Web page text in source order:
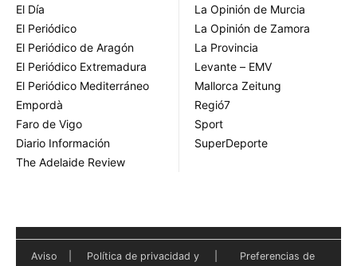
El Día
El Periódico
El Periódico de Aragón
El Periódico Extremadura
El Periódico Mediterráneo
Empordà
Faro de Vigo
Diario Información
The Adelaide Review
La Opinión de Murcia
La Opinión de Zamora
La Provincia
Levante – EMV
Mallorca Zeitung
Regió7
Sport
SuperDeporte
Aviso Política de privacidad y Preferencias de